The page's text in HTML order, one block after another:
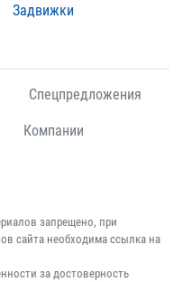
Задвижки
Спецпредложения
Компании
запрещено, при
сайта необходима ссылка на
за достоверность